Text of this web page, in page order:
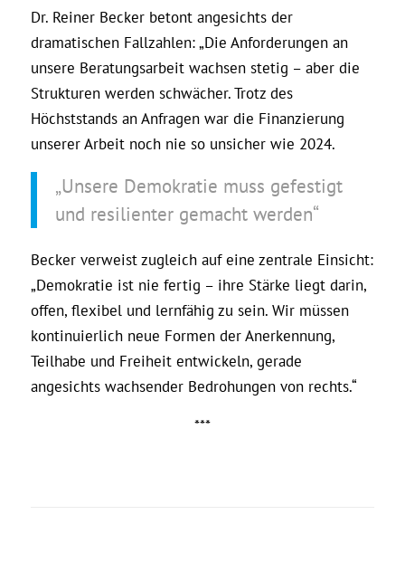
Dr. Reiner Becker betont angesichts der
dramatischen Fallzahlen: „Die Anforderungen an
unsere Beratungsarbeit wachsen stetig – aber die
Strukturen werden schwächer. Trotz des
Höchststands an Anfragen war die Finanzierung
unserer Arbeit noch nie so unsicher wie 2024.
„Unsere Demokratie muss gefestigt
und resilienter gemacht werden“
Becker verweist zugleich auf eine zentrale Einsicht:
„Demokratie ist nie fertig – ihre Stärke liegt darin,
offen, flexibel und lernfähig zu sein. Wir müssen
kontinuierlich neue Formen der Anerkennung,
Teilhabe und Freiheit entwickeln, gerade
angesichts wachsender Bedrohungen von rechts.“
***